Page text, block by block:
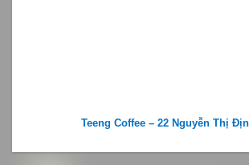
Teeng Coffee – 22 Nguyễn Thị